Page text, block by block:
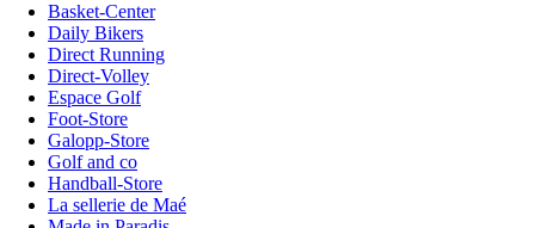
Basket-Center
Daily Bikers
Direct Running
Direct-Volley
Espace Golf
Foot-Store
Galopp-Store
Golf and co
Handball-Store
La sellerie de Maé